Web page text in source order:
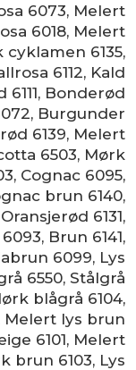
6073, Melert
6018, Melert
cyklamen 6135,
6112, Kald
, Bonderød
, Burgunder
6139, Melert
6503, Mørk
, Cognac 6095,
brun 6140,
Oransjerød 6131,
, Brun 6141,
6099, Lys
6550, Stålgrå
blågrå 6104,
Melert lys brun
6101, Melert
brun 6103, Lys